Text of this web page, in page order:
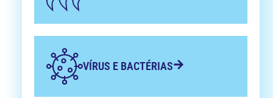
VÍRUS E BACTÉRIAS